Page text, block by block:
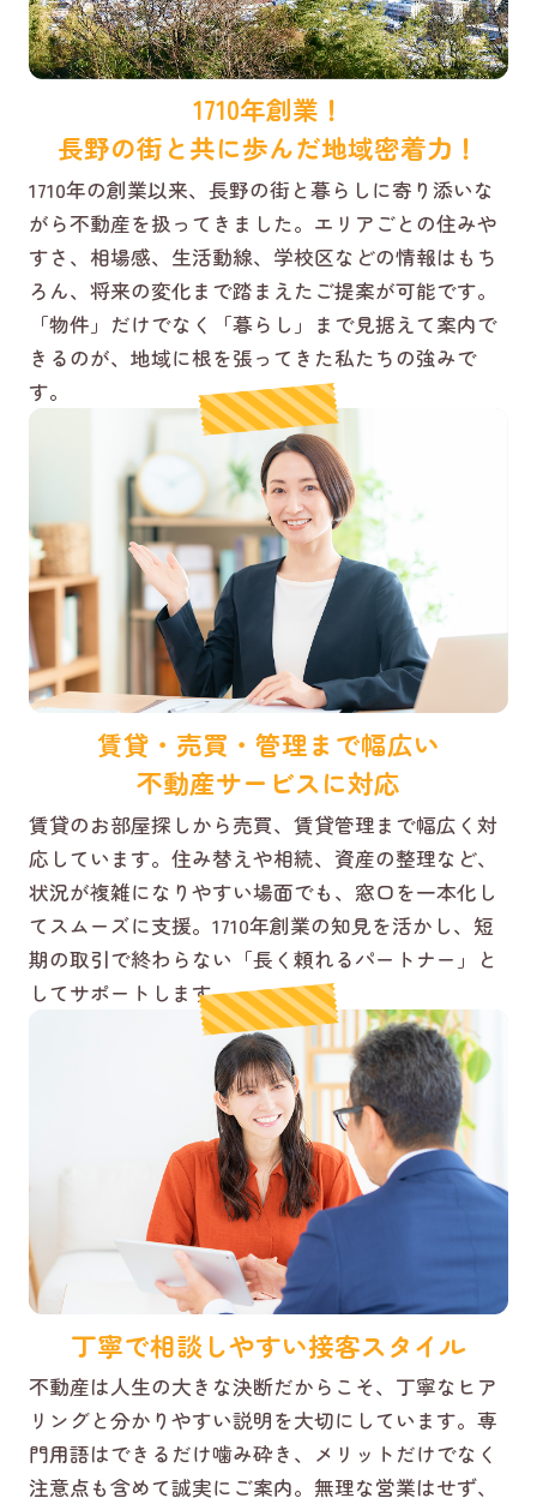
1710年創業！
長野の街と共に歩んだ地域密着力！
1710年の創業以来、長野の街と暮らしに寄り添いな
がら不動産を扱ってきました。エリアごとの住みや
すさ、相場感、生活動線、学校区などの情報はもち
ろん、将来の変化まで踏まえたご提案が可能です。
「物件」だけでなく「暮らし」まで見据えて案内で
きるのが、地域に根を張ってきた私たちの強みで
す。
賃貸・売買・管理まで幅広い
不動産サービスに対応
賃貸のお部屋探しから売買、賃貸管理まで幅広く対
応しています。住み替えや相続、資産の整理など、
状況が複雑になりやすい場面でも、窓口を一本化し
てスムーズに支援。1710年創業の知見を活かし、短
期の取引で終わらない「長く頼れるパートナー」と
してサポートします。
丁寧で相談しやすい接客スタイル
不動産は人生の大きな決断だからこそ、丁寧なヒア
リングと分かりやすい説明を大切にしています。専
門用語はできるだけ噛み砕き、メリットだけでなく
注意点も含めて誠実にご案内。無理な営業はせず、